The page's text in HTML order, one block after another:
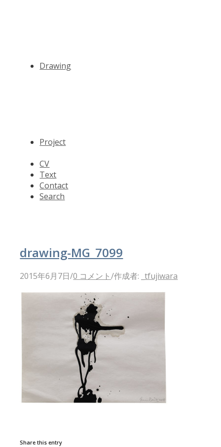
Drawing
Project
CV
Text
Contact
Search
drawing-MG_7099
2015年6月7日/0 コメント/作成者: _tfujiwara
Share this entry